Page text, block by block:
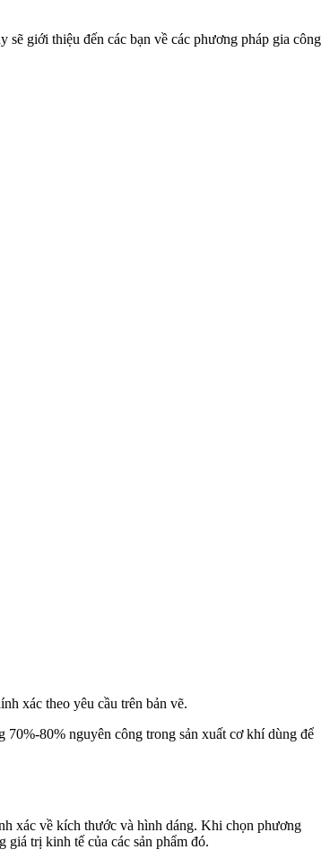
sẽ giới thiệu đến các bạn về các phương pháp gia công
xác theo yêu cầu trên bản vẽ.
80% nguyên công trong sản xuất cơ khí dùng để
xác về kích thước và hình dáng. Khi chọn phương
giá trị kinh tế của các sản phẩm đó.